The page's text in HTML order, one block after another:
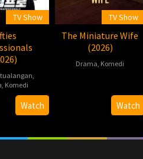
TV Show
,
, Komedi
2026-Watch
TV Show
The Miniature Wife
(2026)
Drama, Komedi
Watch